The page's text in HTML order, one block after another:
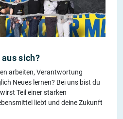
sich?
arbeiten, Verantwortung
Neues lernen? Bei uns bist du
Teil einer starken
liebt und deine Zukunft